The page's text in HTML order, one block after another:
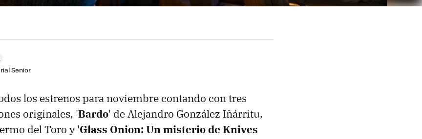
Senior
los estrenos para noviembre contando con tres
originales, 'Bardo' de Alejandro González Iñárritu,
del Toro y 'Glass Onion: Un misterio de Knives